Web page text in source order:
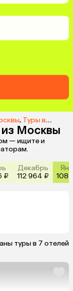
, Туры в Гёйнюк из Москвы
из Москвы
— ищите и
₽
Декабрь
112 964 ₽
108
туры в 7 отелей